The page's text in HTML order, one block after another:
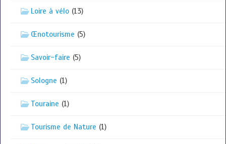
Loire à vélo (13)
Œnotourisme (5)
Savoir-faire (5)
Sologne (1)
Touraine (1)
Tourisme de Nature (1)